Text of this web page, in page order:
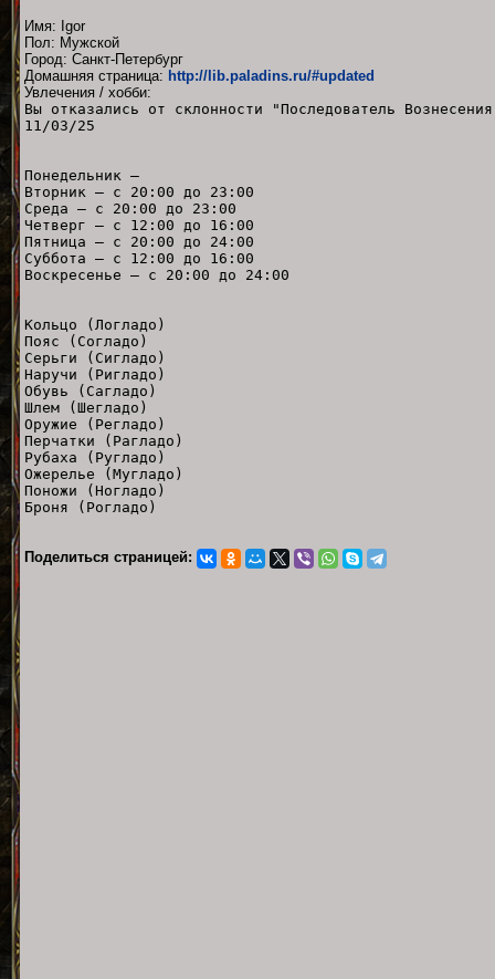
Имя: Igor
Пол: Мужской
Город: Санкт-Петербург
Домашняя страница: http://lib.paladins.ru/#updated
Увлечения / хобби:
Вы отказались от склонности "Последователь
11/03/25
Понедельник —
Вторник — с 20:00 до 23:00
Среда — с 20:00 до 23:00
Четверг — с 12:00 до 16:00
Пятница — с 20:00 до 24:00
Суббота — с 12:00 до 16:00
Воскресенье — с 20:00 до 24:00
Кольцо (Логладо)
Пояс
Серьги (Сигладо)
Наручи (Ригладо)
Обувь (Сагладо)
Шлем (Шегладо)
Оружие (Регладо)
Перчатки (Рагладо)
Рубаха (Ругладо)
Ожерелье (Мугладо)
Поножи (Ногладо)
Броня (Рогладо)
Поделиться страницей: